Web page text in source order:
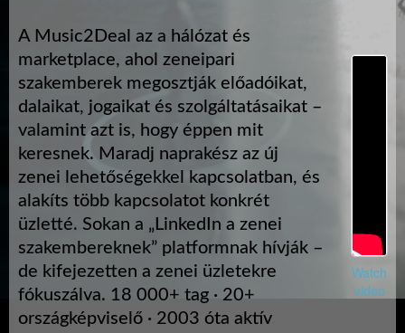
A Music2Deal az a hálózat és
marketplace, ahol zeneipari
szakemberek megosztják előadóikat,
dalaikat, jogaikat és szolgáltatásaikat –
valamint azt is, hogy éppen mit
keresnek. Maradj naprakész az új
zenei lehetőségekkel kapcsolatban, és
alakíts több kapcsolatot konkrét
üzletté. Sokan a „LinkedIn a zenei
szakembereknek” platformnak hívják –
de kifejezetten a zenei üzletekre
fókuszálva. 18 000+ tag · 20+
országképviselő · 2003 óta aktív
Watch
video